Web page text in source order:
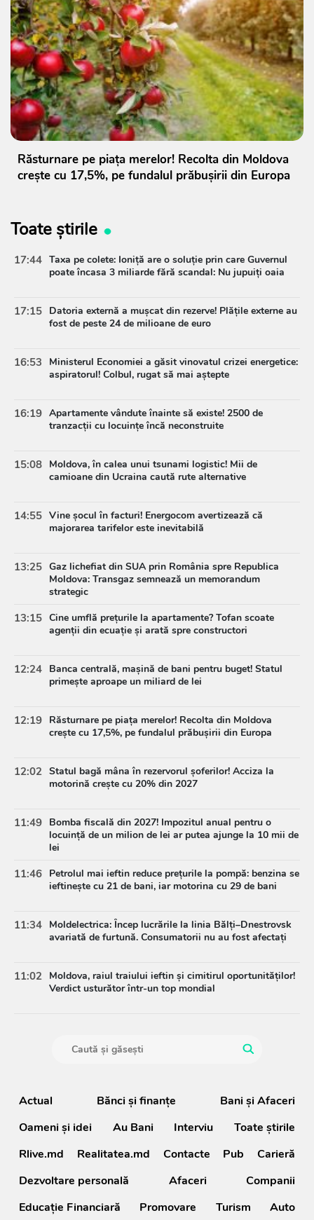
Răsturnare pe piața merelor! Recolta din Moldova
crește cu 17,5%, pe fundalul prăbușirii din Europa
Toate știrile
17:44 Taxa pe colete: Ioniță are o soluție prin care Guvernul
poate încasa 3 miliarde fără scandal: Nu jupuiți oaia
17:15 Datoria externă a mușcat din rezerve! Plățile externe au
fost de peste 24 de milioane de euro
16:53
Ministerul Economiei a găsit vinovatul crizei energetice:
aspiratorul! Colbul, rugat să mai aștepte
16:19 Apartamente vândute înainte să existe! 2500 de
tranzacții cu locuințe încă neconstruite
15:08 Moldova, în calea unui tsunami logistic! Mii de
camioane din Ucraina caută rute alternative
14:55 Vine șocul în facturi! Energocom avertizează că
majorarea tarifelor este inevitabilă
13:25 Gaz lichefiat din SUA prin România spre Republica
Moldova: Transgaz semnează un memorandum
strategic
13:15 Cine umflă prețurile la apartamente? Tofan scoate
agenții din ecuație și arată spre constructori
12:24 Banca centrală, mașină de bani pentru buget! Statul
primește aproape un miliard de lei
12:19 Răsturnare pe piața merelor! Recolta din Moldova
crește cu 17,5%, pe fundalul prăbușirii din Europa
12:02 Statul bagă mâna în rezervorul șoferilor! Acciza la
motorină crește cu 20% din 2027
11:49 Bomba fiscală din 2027! Impozitul anual pentru o
locuință de un milion de lei ar putea ajunge la 10 mii de
lei
11:46 Petrolul mai ieftin reduce prețurile la pompă: benzina se
ieftinește cu 21 de bani, iar motorina cu 29 de bani
11:34 Moldelectrica: Încep lucrările la linia Bălți–Dnestrovsk
avariată de furtună. Consumatorii nu au fost afectați
11:02 Moldova, raiul traiului ieftin și cimitirul oportunităților!
Verdict usturător într-un top mondial
Actual Bănci şi finanţe
Bani și Afaceri
Oameni şi idei
Au Bani Interviu
Toate știrile
Rlive.md
Realitatea.md Contacte Pub
Carieră
Dezvoltare personală
Afaceri
Companii
Educație Financiară
Promovare Turism Auto